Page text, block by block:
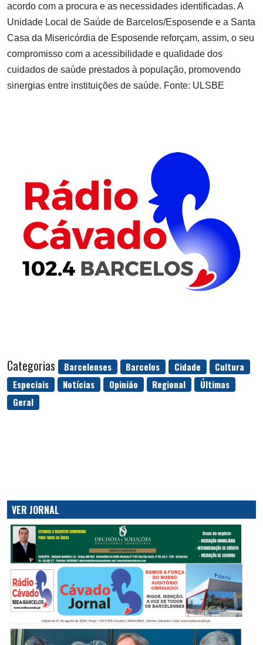
acordo com a procura e as necessidades identificadas. A
Unidade Local de Saúde de Barcelos/Esposende e a Santa
Casa da Misericórdia de Esposende reforçam, assim, o seu
compromisso com a acessibilidade e qualidade dos
cuidados de saúde prestados à população, promovendo
sinergias entre instituições de saúde. Fonte: ULSBE
Categorias Barcelenses Barcelos Cidade
Cultura
Especiais
Notícias Opinião Regional
Últimas
Geral
VER JORNAL